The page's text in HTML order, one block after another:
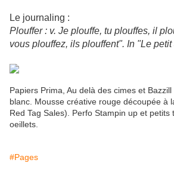
Le journaling :
Plouffer : v. Je plouffe, tu plouffes, il
vous plouffez, ils plouffent". In "Le
Papiers Prima, Au delà des cimes et
blanc. Mousse créative rouge découpée à
Red Tag Sales). Perfo Stampin up et petits
oeillets.
#Pages